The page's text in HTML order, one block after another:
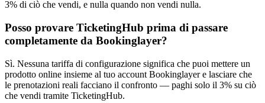
3% di ciò che vendi, e nulla quando non vendi nulla.
Posso provare TicketingHub prima di passare
completamente da Bookinglayer?
Sì. Nessuna tariffa di configurazione significa che puoi mettere un
prodotto online insieme al tuo account Bookinglayer e lasciare che
le prenotazioni reali facciano il confronto — paghi solo il 3% su ciò
che vendi tramite TicketingHub.